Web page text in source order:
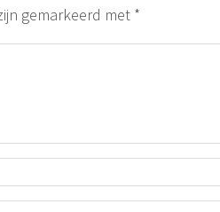
gemarkeerd met *